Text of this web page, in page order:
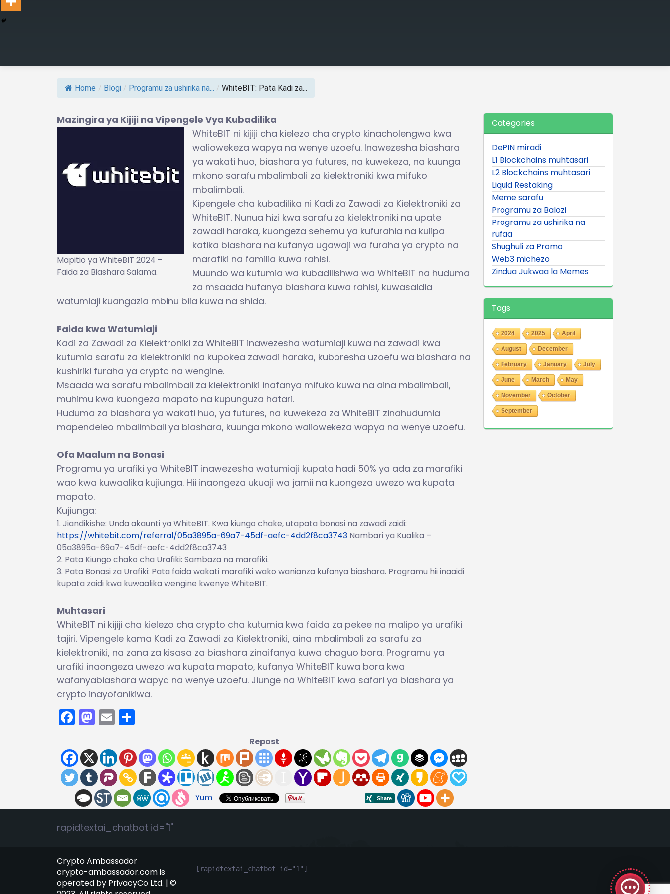
Home / Blogi / Programu za ushirika na... / WhiteBIT: Pata Kadi za...
Mazingira ya Kijiji na Vipengele Vya Kubadilika
Mapitio ya WhiteBIT 2024 –
Faida za Biashara Salama.
WhiteBIT ni kijiji cha kielezo cha crypto kinacholengwa kwa
waliowekeza wapya na wenye uzoefu. Inawezesha biashara
ya wakati huo, biashara ya futures, na kuwekeza, na kuunga
mkono sarafu mbalimbali za kielektroniki kwa mifuko
mbalimbali.
Kipengele cha kubadilika ni Kadi za Zawadi za Kielektroniki za
WhiteBIT. Nunua hizi kwa sarafu za kielektroniki na upate
zawadi haraka, kuongeza sehemu ya kufurahia na kulipa
katika biashara na kufanya ugawaji wa furaha ya crypto na
marafiki na familia kuwa rahisi.
Muundo wa kutumia wa kubadilishwa wa WhiteBIT na huduma
za msaada hufanya biashara kuwa rahisi, kuwasaidia
watumiaji kuangazia mbinu bila kuwa na shida.
Faida kwa Watumiaji
Kadi za Zawadi za Kielektroniki za WhiteBIT inawezesha watumiaji kuwa na zawadi kwa
kutumia sarafu za kielektroniki na kupokea zawadi haraka, kuboresha uzoefu wa biashara na
kushiriki furaha ya crypto na wengine.
Msaada wa sarafu mbalimbali za kielektroniki inafanya mifuko kuwa na aina mbalimbali,
muhimu kwa kuongeza mapato na kupunguza hatari.
Huduma za biashara ya wakati huo, ya futures, na kuwekeza za WhiteBIT zinahudumia
mapendeleo mbalimbali ya biashara, kuunga mkono waliowekeza wapya na wenye uzoefu.
Ofa Maalum na Bonasi
Programu ya urafiki ya WhiteBIT inawezesha watumiaji kupata hadi 50% ya ada za marafiki
wao kwa kuwaalika kujiunga. Hii inaongeza ukuaji wa jamii na kuongeza uwezo wa kupata
mapato.
Kujiunga:
Jiandikishe: Unda akaunti ya WhiteBIT. Kwa kiungo chake, utapata bonasi na zawadi zaidi:
https://whitebit.com/referral/05a3895a-69a7-45df-aefc-4dd2f8ca3743 Nambari ya Kualika –
05a3895a-69a7-45df-aefc-4dd2f8ca3743
Pata Kiungo chako cha Urafiki: Sambaza na marafiki.
Pata Bonasi za Urafiki: Pata faida wakati marafiki wako wanianza kufanya biashara. Programu hii inaaidi
kupata zaidi kwa kuwaalika wengine kwenye WhiteBIT.
Muhtasari
WhiteBIT ni kijiji cha kielezo cha crypto cha kutumia kwa faida za pekee na malipo ya urafiki
tajiri. Vipengele kama Kadi za Zawadi za Kielektroniki, aina mbalimbali za sarafu za
kielektroniki, na zana za kisasa za biashara zinaifanya kuwa chaguo bora. Programu ya
urafiki inaongeza uwezo wa kupata mapato, kufanya WhiteBIT kuwa bora kwa
wafanyabiashara wapya na wenye uzoefu. Jiunge na WhiteBIT kwa safari ya biashara ya
crypto inayofanikiwa.
Facebook
Mastodon
Email
Repost
Yum
Categories
DePIN miradi
L1 Blockchains muhtasari
L2 Blockchains muhtasari
Liquid Restaking
Meme sarafu
Programu za Balozi
Programu za ushirika na
rufaa
Shughuli za Promo
Web3 michezo
Zindua Jukwaa la Memes
Tags
2024 2025 April
August December
February January July
June March May
November October
September
rapidtextai_chatbot id="1"
Crypto Ambassador
crypto-ambassador.com is
operated by PrivacyCo Ltd. | ©
[rapidtextai_chatbot id="1"]